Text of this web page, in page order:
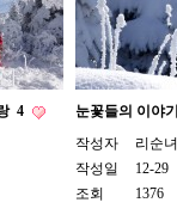
4
눈꽃들의 이야기
작성자
리순녀
작성일
12-29
조회
1376